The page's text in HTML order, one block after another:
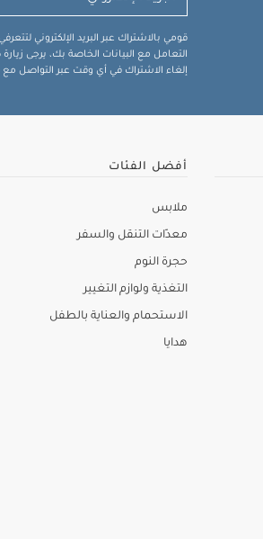
قومي بالاشتراك عبر البريد الإلكتروني
التعامل مع البيانات الخاصة بك، يرجى
إلغاء الاشتراك في أي وقت عبر التواصل مع
أفضل الفئات
ملابس
معدّات التنقل والسفر
حجرة النوم
التغذية ولوازم التغيير
الاستحمام والعناية بالطفل
هدايا